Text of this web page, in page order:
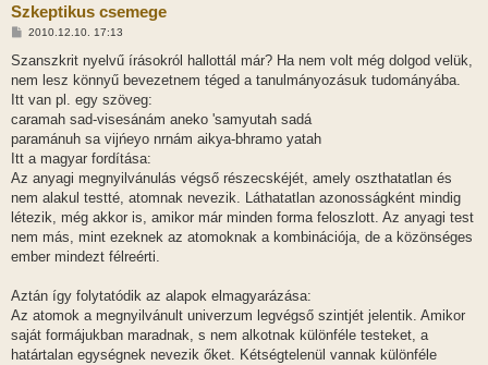
Szkeptikus csemege
H
z
á
s
ó
l
s
2010.12.10. 17:13
Szanszkrit nyelvű írásokról hallottál már? Ha nem volt még dolgod velük,
nem lesz könnyű bevezetnem téged a tanulmányozásuk tudományába.
Itt van pl. egy szöveg:
caramah sad-visesánám aneko 'samyutah sadá
paramánuh sa vijńeyo nrnám aikya-bhramo yatah
Itt a magyar fordítása:
Az anyagi megnyilvánulás végső részecskéjét, amely oszthatatlan és
nem alakul testté, atomnak nevezik. Láthatatlan azonosságként mindig
létezik, még akkor is, amikor már minden forma feloszlott. Az anyagi test
nem más, mint ezeknek az atomoknak a kombinációja, de a közönséges
ember mindezt félreérti.
Aztán így folytatódik az alapok elmagyarázása:
Az atomok a megnyilvánult univerzum legvégső szintjét jelentik. Amikor
saját formájukban maradnak, s nem alkotnak különféle testeket, a
határtalan egységnek nevezik őket. Kétségtelenül vannak különféle